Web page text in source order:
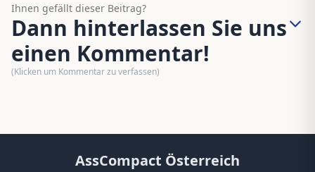
Ihnen gefällt dieser Beitrag?
Dann hinterlassen Sie uns
einen Kommentar!
(Klicken um Kommentar zu verfassen)
AssCompact Österreich